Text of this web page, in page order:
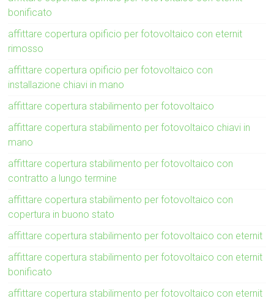
bonificato
affittare copertura opificio per fotovoltaico con eternit
rimosso
affittare copertura opificio per fotovoltaico con
installazione chiavi in mano
affittare copertura stabilimento per fotovoltaico
affittare copertura stabilimento per fotovoltaico chiavi in
mano
affittare copertura stabilimento per fotovoltaico con
contratto a lungo termine
affittare copertura stabilimento per fotovoltaico con
copertura in buono stato
affittare copertura stabilimento per fotovoltaico con eternit
affittare copertura stabilimento per fotovoltaico con eternit
bonificato
affittare copertura stabilimento per fotovoltaico con eternit